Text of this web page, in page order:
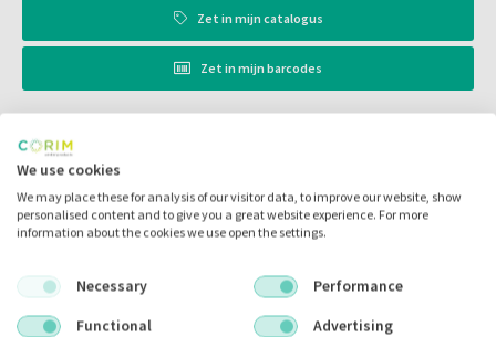
Zet inmijn catalogus
Zet inmijn barcodes
Artikelnr.:
Merk:
Code fabrikant:
1774
Voorraad:
We use cookies
We may place these for analysis of our visitor data, to improve our website, show
personalised content and to give you a great website experience. For more
information about the cookies we use open the settings.
Necessary
Performance
Functional
Advertising